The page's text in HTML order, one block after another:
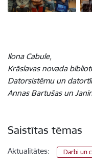
Ilona Cabule,
Krāslavas novada
Datorsistēmu un
Annas Bartušas un
Saistītas tēmas
Aktualitātes: Darbi un